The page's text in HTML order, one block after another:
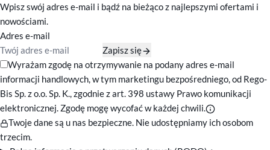
Wpisz swój adres e-mail i bądź na bieżąco z najlepszymi ofertami i
nowościami.
Adres e-mail
Zapisz się
Zgody marketingowe
Wyrażam zgodę na otrzymywanie na podany adres e-mail
informacji handlowych, w tym marketingu bezpośredniego, od Rego-
Bis Sp. z o.o. Sp. K., zgodnie z art. 398 ustawy Prawo komunikacji
elektronicznej. Zgodę mogę wycofać w każdej chwili.
Twoje dane są u nas bezpieczne. Nie udostępniamy ich osobom
trzecim.